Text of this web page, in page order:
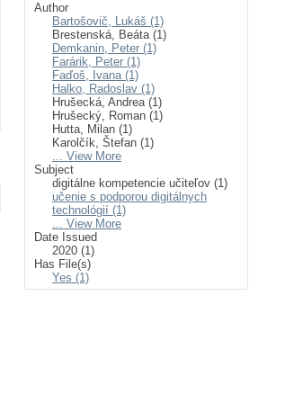
Author
Bartošovič, Lukáš (1)
Brestenská, Beáta (1)
Demkanin, Peter (1)
Farárik, Peter (1)
Faďoš, Ivana (1)
Halko, Radoslav (1)
Hrušecká, Andrea (1)
Hrušecký, Roman (1)
Hutta, Milan (1)
Karolčík, Štefan (1)
... View More
Subject
digitálne kompetencie učiteľov (1)
učenie s podporou digitálnych
technológií (1)
... View More
Date Issued
2020 (1)
Has File(s)
Yes (1)